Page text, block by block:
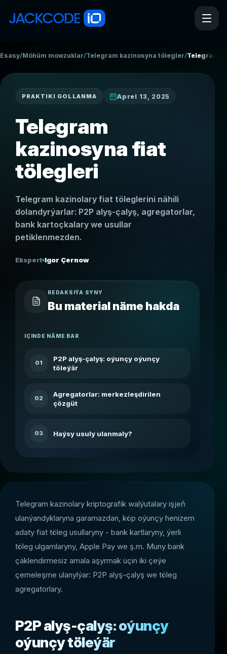
Esasy/Möhüm mowzuklar/Telegram kazinosyna tölegler/Telegram
PRAKTIKI GOLLANMA Aprel 13, 2025
Telegram
kazinosyna fiat
tölegleri
Telegram kazinolary fiat töleglerini nähili
dolandyrýarlar: P2P alyş-çalyş, agregatorlar,
bank kartoçkalary we usullar
petiklenmezden.
Ekspert Igor Çernow
REDAKSIÝA SYNY
Bu material näme hakda
IÇINDE NÄME BAR
01
P2P alyş-çalyş: oýunçy oýunçy
töleýär
02
Agregatorlar: merkezleşdirilen
çözgüt
03 Haýsy usuly ulanmaly?
Telegram kazinolary kriptografik walýutalary işjeň
ulanýandyklaryna garamazdan, köp oýunçy henizem
adaty fiat töleg usullaryny - bank kartlaryny, ýerli
töleg ulgamlaryny, Apple Pay we ş.m. Muny bank
çäklendirmesiz amala aşyrmak üçin iki çeýe
çemeleşme ulanylýar: P2P alyş-çalyş we töleg
agregatorlary.
P2P alyş-çalyş: oýunçy
oýunçy töleýär